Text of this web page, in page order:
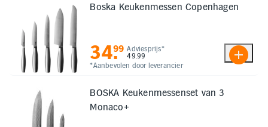
Boska Keukenmessen Copenhagen
Adviesprijs*
49.99
*Aanbevolen door leverancier
34.
99
BOSKA Keukenmessenset van 3
Monaco+